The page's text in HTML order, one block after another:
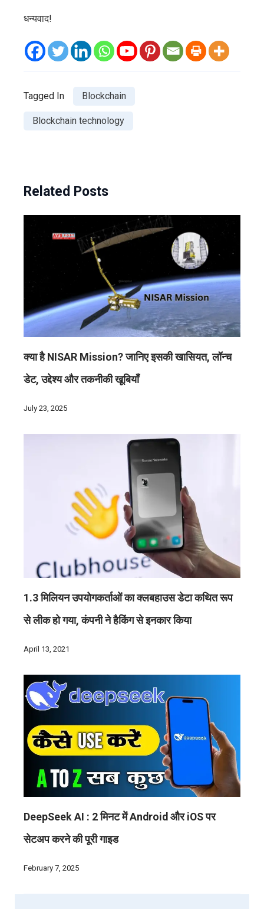
धन्यवाद!
Tagged In Blockchain
Blockchain technology
Related Posts
क्या है NISAR Mission? जानिए इसकी खासियत, लॉन्च
डेट, उद्देश्य और तकनीकी खूबियाँ
July 23, 2025
1.3 मिलियन उपयोगकर्ताओं का क्लबहाउस डेटा कथित रूप
से लीक हो गया, कंपनी ने हैकिंग से इनकार किया
April 13, 2021
DeepSeek AI : 2 मिनट में Android और iOS पर
सेटअप करने की पूरी गाइड
February 7, 2025